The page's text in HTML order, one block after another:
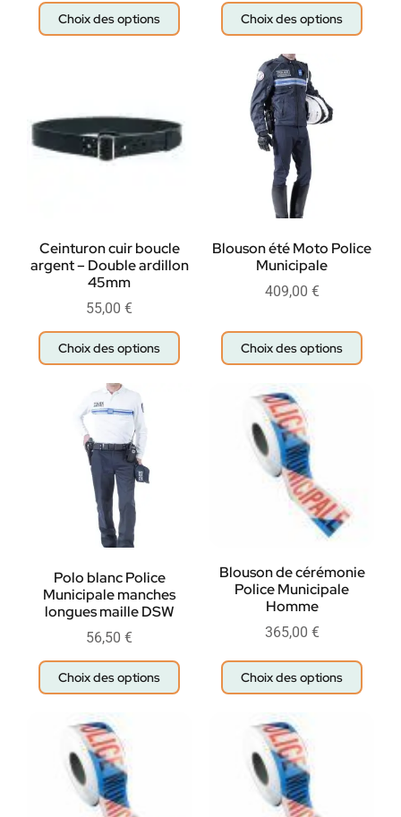
Choix des options Choix des options
Ceinturon cuir boucle
argent – Double ardillon
45mm
55,00 €
Choix des options
Blouson été Moto Police
Municipale
409,00 €
Choix des options
Polo blanc Police
Municipale manches
longues maille DSW
56,50 €
Choix des options
Blouson de cérémonie
Police Municipale
Homme
365,00 €
Choix des options